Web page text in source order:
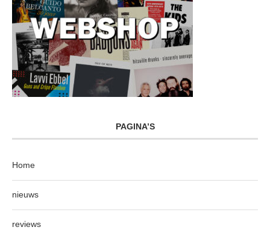
PAGINA’S
Home
nieuws
reviews